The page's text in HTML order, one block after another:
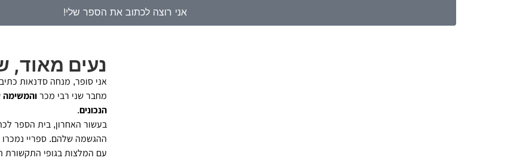
אני רוצה לכתוב את הספר שלי!
נעים מאוד,
אני סופר, מנחה סדנאות
מחבר שני רבי מכר והמשימה
הנכונים.
בעשור האחרון, בית הספר